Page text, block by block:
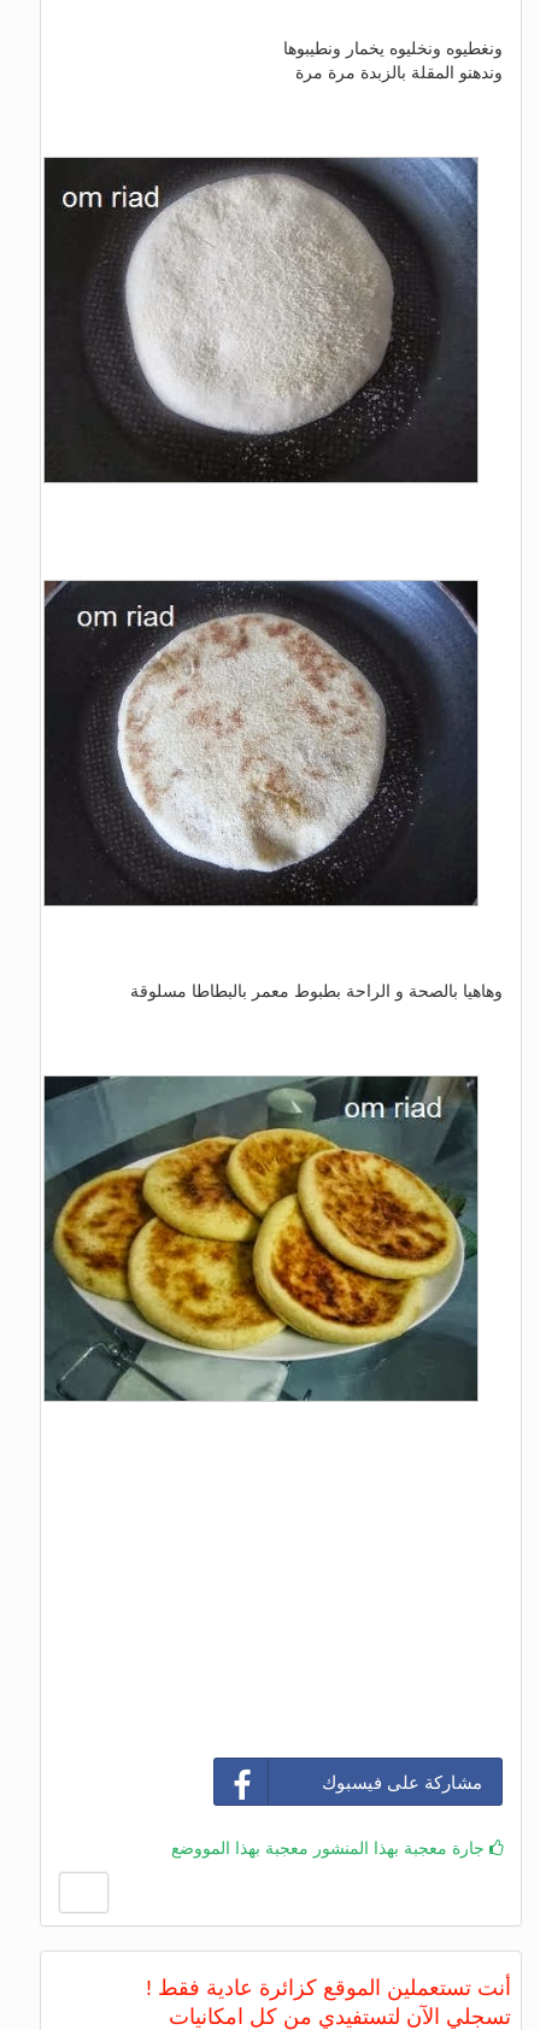
ونغطيوه ونخليوه يخمار ونطيبوها
وندهنو المقلة بالزبدة مرة مرة
وهاهيا بالصحة و الراحة بطبوط معمر بالبطاطا مسلوقة
مشاركة على فيسبوك
جارة معجبة بهذا المنشور معجبة بهذا المووضع
أنت تستعملين الموقع كزائرة عادية فقط !
تسجلي الآن لتستفيدي من كل امكانيات